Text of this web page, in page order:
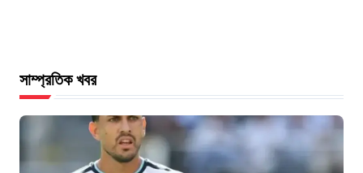
সাম্প্রতিক খবর